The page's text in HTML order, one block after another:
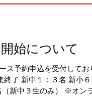
始について
ス予約申込を受付してお
了 新中１：３名 新小６
新中３生のみ） ※オン